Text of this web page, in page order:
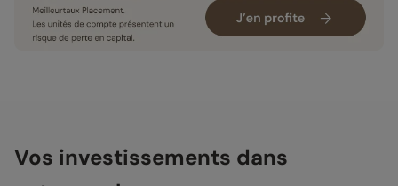
Vos investissements dans